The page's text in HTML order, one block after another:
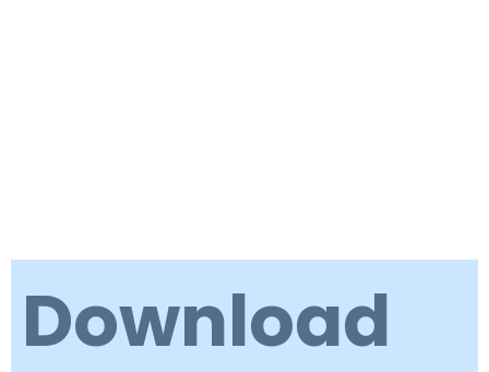
Download